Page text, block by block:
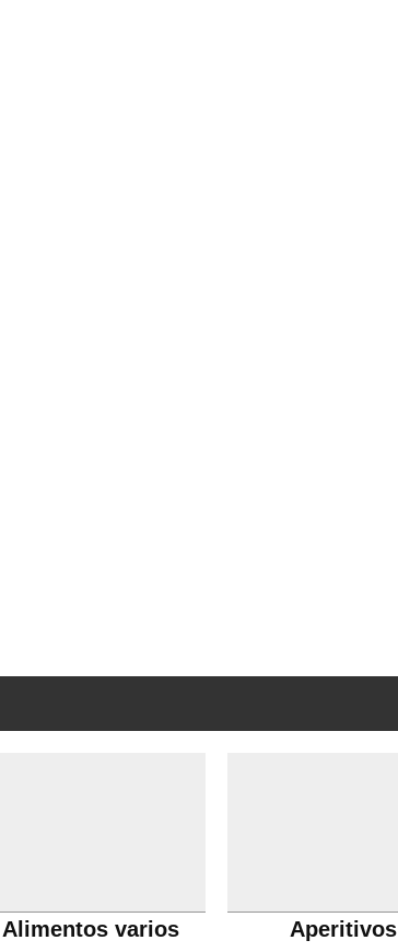
Alimentos varios Aperitivos